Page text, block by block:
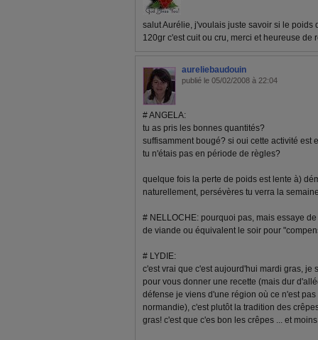
salut Aurélie, j'voulais juste savoir si le
120gr c'est cuit ou cru, merci et heureuse de
aureliebaudouin
publié le 05/02/2008 à 22:04
# ANGELA:
tu as pris les bonnes quantités?
suffisamment bougé? si oui cette activité est
tu n'étais pas en période de règles?
quelque fois la perte de poids est lente à)
naturellement, persévères tu verra la
# NELLOCHE: pourquoi pas, mais essaye
de viande ou équivalent le soir pour
# LYDIE:
c'est vrai que c'est aujourd'hui mardi gras, je
pour vous donner une recette (mais dur
défense je viens d'une région où ce n'est
normandie), c'est plutôt la tradition des
gras! c'est que c'es bon les crêpes ... et